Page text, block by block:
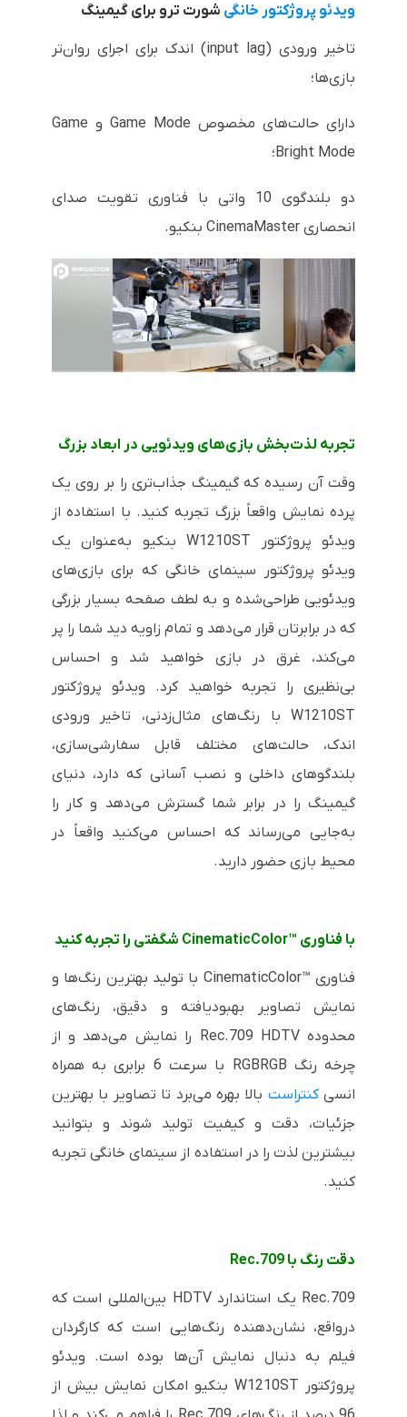
ویدئو پروژکتور خانگی شورت ترو برای گیمینگ
تاخیر ورودی (input lag) اندک برای اجرای روان‌تر
بازی‌ها؛
دارای حالت‌های مخصوص Game Mode و Game
Bright Mode؛
دو بلندگوی 10 واتی با فناوری تقویت صدای
انحصاری CinemaMasterبنکیو.
تجربه لذت‌بخش بازی‌های ویدئویی در ابعاد بزرگ
وقت آن رسیده که گیمینگ جذاب‌تری را بر روی یک
پرده نمایش واقعاً بزرگ تجربه کنید. با استفاده از
ویدئو پروژکتور W1210STبنکیو به‌عنوان یک
ویدئو پروژکتور سینمای خانگی که برای بازی‌های
ویدئویی طراحی‌شده و به لطف صفحه بسیار بزرگی
که در برابرتان قرار می‌دهد و تمام زاویه دید شما را پر
می‌کند، غرق در بازی خواهید شد و احساس
بی‌نظیری را تجربه خواهید کرد. ویدئو پروژکتور
W1210STبا رنگ‌های مثال‌زدنی، تاخیر ورودی
اندک، حالت‌های مختلف قابل سفارشی‌سازی،
بلندگوهای داخلی و نصب آسانی که دارد، دنیای
گیمینگ را در برابر شما گسترش می‌دهد و کار را
به‌جایی می‌رساند که احساس می‌کنید واقعاً در
محیط بازی حضور دارید.
با فناوری CinematicColor™ شگفتی را تجربه کنید
فناوری CinematicColor™ با تولید بهترین رنگ‌ها و
نمایش تصاویر بهبودیافته و دقیق، رنگ‌های
محدودهRec.709 HDTV را نمایش می‌دهد و از
چرخه رنگ RGBRGB
با سرعت 6 برابری به همراه
انسیکنتراست بالا بهره می‌برد تا تصاویر با بهترین
جزئیات، دقت و کیفیت تولید شوند و بتوانید
بیشترین لذت را در استفاده از سینمای خانگی تجربه
کنید.
دقت رنگ با Rec.709
Rec.709 یک استانداردHDTV بین‌المللی است که
درواقع، نشان‌دهنده رنگ‌هایی است که کارگردان
فیلم به دنبال نمایش آن‌ها بوده است. ویدئو
پروژکتور W1210STبنکیو امکان نمایش بیش از